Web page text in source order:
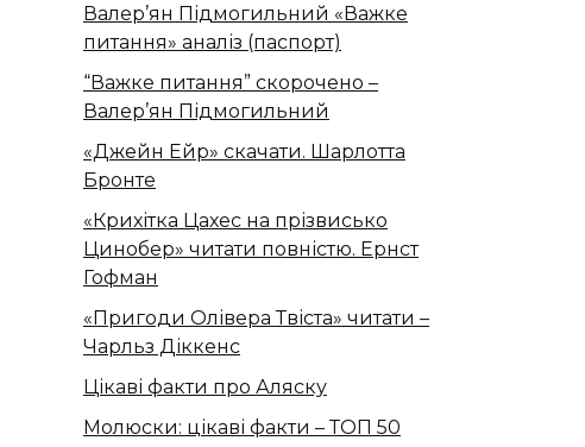
Валер’ян Підмогильний «Важке
питання» аналіз (паспорт)
“Важке питання” скорочено –
Валер’ян Підмогильний
«Джейн Ейр» скачати. Шарлотта
Бронте
«Крихітка Цахес на прізвисько
Цинобер» читати повністю. Ернст
Гофман
«Пригоди Олівера Твіста» читати –
Чарльз Діккенс
Цікаві факти про Аляску
Молюски: цікаві факти – ТОП 50